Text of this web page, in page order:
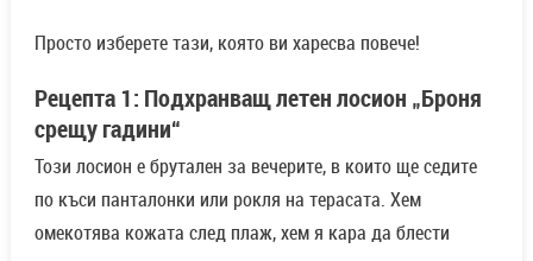
Просто изберете тази, която ви харесва повече!
Рецепта 1: Подхранващ летен лосион „Броня
срещу гадини“
Този лосион е брутален за вечерите, в които ще седите
по къси панталонки или рокля на терасата. Хем
омекотява кожата след плаж, хем я кара да блести